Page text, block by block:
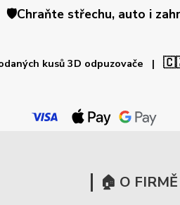
🛡️Chraňte střechu, auto i
kusů 3D odpuzovače |
🏠 O FIRMĚ